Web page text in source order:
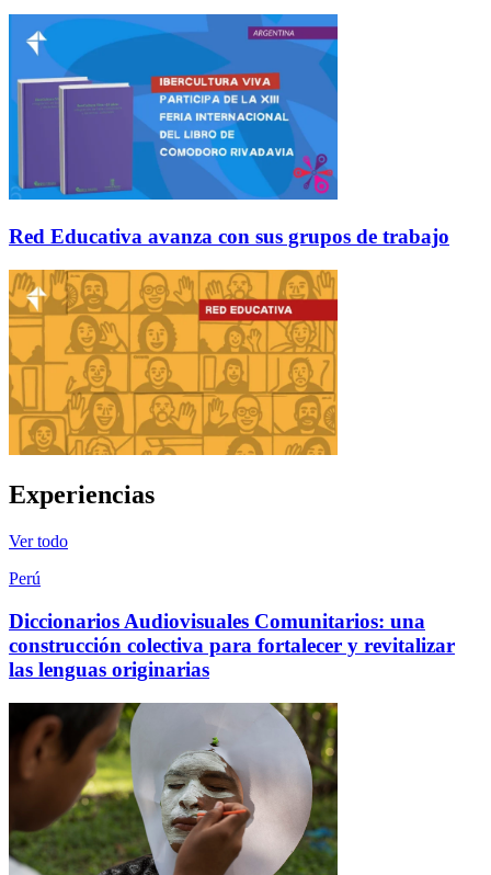
Red Educativa avanza con sus grupos de trabajo
Experiencias
Ver todo
Perú
Diccionarios Audiovisuales Comunitarios: una
construcción colectiva para fortalecer y revitalizar
las lenguas originarias